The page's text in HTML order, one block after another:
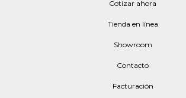
Cotizar ahora
Tienda en línea
Showroom
Contacto
Facturación